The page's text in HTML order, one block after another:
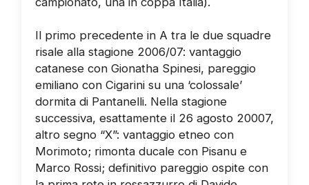
Il primo precedente in A tra le due squadre
risale alla stagione 2006/07: vantaggio
catanese con Gionatha Spinesi, pareggio
emiliano con Cigarini su una ‘colossale’
dormita di Pantanelli. Nella stagione
successiva, esattamente il 26 agosto 20007,
altro segno “X”: vantaggio etneo con
Morimoto; rimonta ducale con Pisanu e
Marco Rossi; definitivo pareggio ospite con